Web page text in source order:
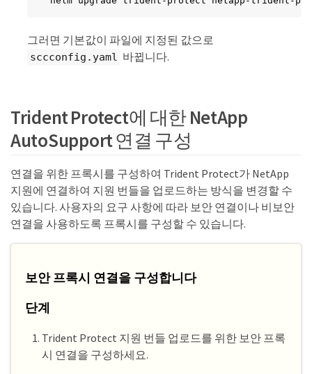
그러면 기본값이 파일에 지정된 값으로
sccconfig.yaml 바뀝니다.
Trident Protect에 대한 NetApp
AutoSupport 연결 구성
연결을 위한 프록시를 구성하여 Trident Protect가 NetApp
지원에 연결하여 지원 번들을 업로드하는 방식을 변경할 수
있습니다. 사용자의 요구 사항에 따라 보안 연결이나 비보안
연결을 사용하도록 프록시를 구성할 수 있습니다.
보안 프록시 연결을 구성합니다
단계
Trident Protect 지원 번들 업로드를 위한 보안 프록
시 연결을 구성하세요.